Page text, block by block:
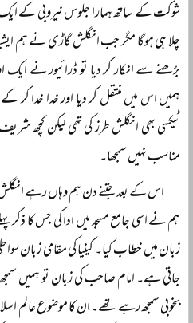
شوکت کے ساتھ ہمارا جلوس نیروبی کے ایک
چلا ہی ہوگا مگر جب انگلش گاڑی نے ہم
بڑھنے سے انکار کر دیا تو ڈرائیور نے
ہمیں اس میں منتقل کر دیا اور خدا خدا
ٹیکسی بھی انگلش طرز کی تھی لیکن کچھ
مناسب نہیں سمجھا۔
اس کے بعد جتنے دن ہم وہاں رہے انگلش
ہم نے اسی جامع مسجد میں ادا کی جس کا
زبان میں خطاب کیا۔ کینیا کی مقامی زبان
جاتی ہے۔ امام صاحب کی زبان تو ہمیں سمجھ
بخوبی سمجھ رہے تھے۔ ان کا موضوع عالم